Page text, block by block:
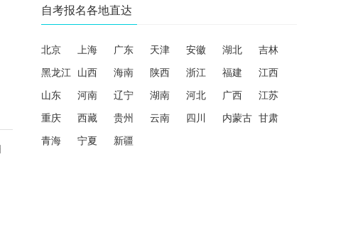
自考报名各地直达
北京 上海 广东 天津 安徽 湖北 吉林
黑龙江 山西 海南 陕西 浙江 福建 江西
山东 河南 辽宁 湖南 河北 广西 江苏
重庆 西藏 贵州 云南 四川 内蒙古 甘肃
青海 宁夏 新疆